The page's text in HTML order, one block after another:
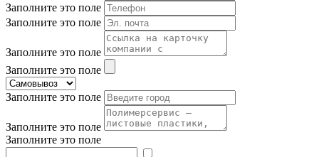
Заполните это поле
Заполните это поле
Заполните это поле
Заполните это поле
Заполните это поле
Заполните это поле
Заполните это поле